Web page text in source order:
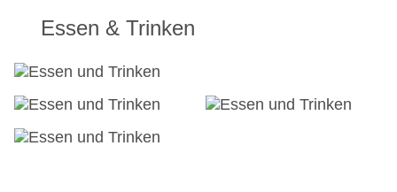
Tagungsräume, Coffee Breaks
Gebäudeanzahl: 3, Etagen: 9, Zimmer: 373
Landeskategorie: 4 Sterne
Essen & Trinken